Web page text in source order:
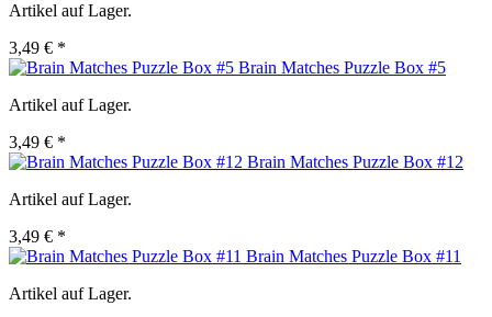
Artikel auf Lager.
3,49 € *
Brain Matches Puzzle Box #5
Artikel auf Lager.
3,49 € *
Brain Matches Puzzle Box #12
Artikel auf Lager.
3,49 € *
Brain Matches Puzzle Box #11
Artikel auf Lager.